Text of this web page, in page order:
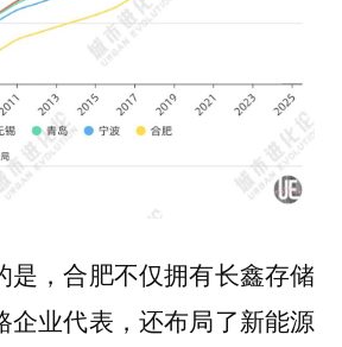
是，合肥不仅拥有长鑫存储
企业代表，还布局了新能源